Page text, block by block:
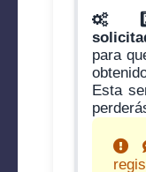
para
Esta